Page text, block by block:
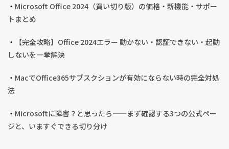
・ Microsoft Office 2024（買い切り版）の価格・新機能・サポー
トまとめ
・
【完全攻略】Office 2024エラー 動かない・認証できない・起動
しないを一挙解決
・ MacでOffice365サブスクションが有効にならない時の完全対処
法
・ Microsoftに障害？と思ったら——まず確認する3つの公式ペー
ジと、いますぐできる切り分け